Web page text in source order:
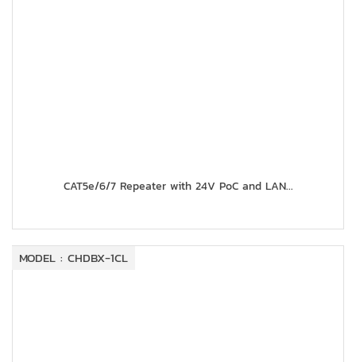
CAT5e/6/7 Repeater with 24V PoC and LAN...
MODEL : CHDBX-1CL